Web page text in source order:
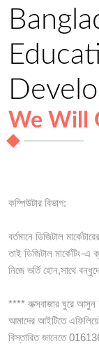
We Will
কম্পিউটার বিভাগ:
বর্তমানে ডিজিটাল
তাই ডিজিটাল
নিজে ভর্তি হোন,সাথে
**** কক্সবাজার ঘুরে
আমাদের আইটিতে
বিস্তারিত জানেতে